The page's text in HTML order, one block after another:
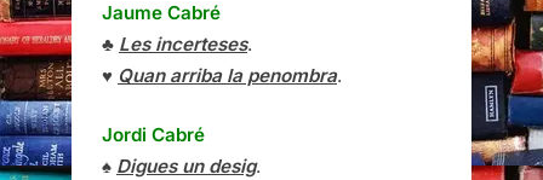
Jaume Cabré
♣ Les incerteses.
♥ Quan arriba la penombra.
Jordi Cabré
♠ Digues un desig.